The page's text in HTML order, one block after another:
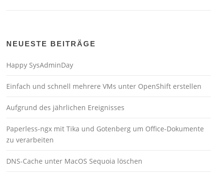
NEUESTE BEITRÄGE
Happy SysAdminDay
Einfach und schnell mehrere VMs unter OpenShift erstellen
Aufgrund des jährlichen Ereignisses
Paperless-ngx mit Tika und Gotenberg um Office-Dokumente
zu verarbeiten
DNS-Cache unter MacOS Sequoia löschen